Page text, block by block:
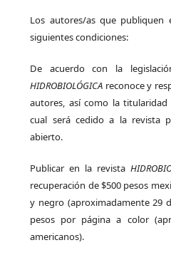
Los autores/as que publiquen
siguientes condiciones:
De acuerdo con la
HIDROBIOLÓGICA reconoce y
autores, así como la
cual será cedido a la revista
abierto.
Publicar en la revista
recuperación de $500 pesos
y negro (aproximadamente 29
pesos por página a color
americanos).